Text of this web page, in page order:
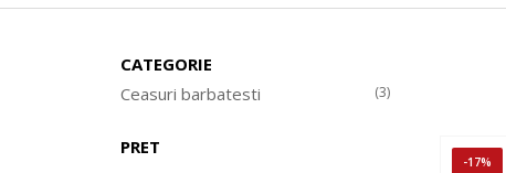
CATEGORIE
Ceasuri barbatesti
(3)
PRET
-17%